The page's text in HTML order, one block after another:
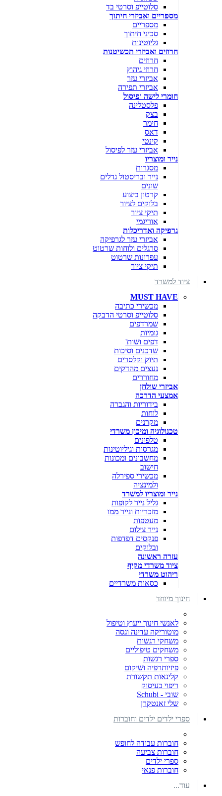
סלוטייפ וסרטי בד
מספריים ואביזרי חיתוך
מספריים
סכיני חיתוך
גליוטינות
חרוזים ואביזרי תכשיטנות
חרוזים
חרוזי גיהוץ
אביזרי עזר
אביזרי תפירה
חומרי לישה ופיסול
פלסטלינה
בצק
חימר
דאס
קינטי
אביזרי עזר לפיסול
נייר ומוצריו
מסגרות
נייר ובריסטול גדלים
שונים
קרטון ביצוע
בלוקים לציור
תיקי ציור
אוריגמי
גרפיקה ואדריכלות
אביזרי עזר לגרפיקה
סרגלים ולוחות שרטוט
עפרונות שרטוט
תיקי ציור
ציוד למשרד
MUST HAVE
מכשירי כתיבה
סלוטייפ וסרטי הדבקה
שמרדפים
גומיות
דפים ושות'
שדכנים וסיכות
תיוק וקלסרים
נעצים מהדקים
מחוררים
אביזרי שולחן
אמצעי הדרכה
בידוריות והגברה
לוחות
מקרנים
טכנולוגיה ומיכון משרדי
טלפונים
מגרסות וגיליוטינות
מחשבונים ומכונות
חישוב
מכשירי ספירלה
ולמינציה
נייר ומוצריו למשרד
גליל נייר לקופות
מזכריות ונייר ממו
מעטפות
נייר צילום
פנקסים דפדפות
ובלוקים
עזרה ראשונה
ציוד משרדי מקיף
ריהוט משרדי
כסאות משרדיים
חינוך מיוחד
לאנשי חינוך ייעוץ וטיפול
מוטוריקה עדינה וגסה
משחקי רגשות
משחקים טיפוליים
ספרי רגשות
פיזיותרפיה ושיקום
קלינאות תקשורת
ריפוי בעיסוק
שובי - Schubi
שלי זאנטקרן
ספרי ילדים ילדים וחוברות
חוברות עבודה לחופש
חוברות צביעה
ספרי ילדים
חוברות פנאי
עוד...